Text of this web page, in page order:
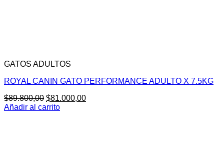
GATOS ADULTOS
ROYAL CANIN GATO PERFORMANCE ADULTO X 7.5KG
$89.800,00 El
precio
$81.000,00El
Añadir al carrito